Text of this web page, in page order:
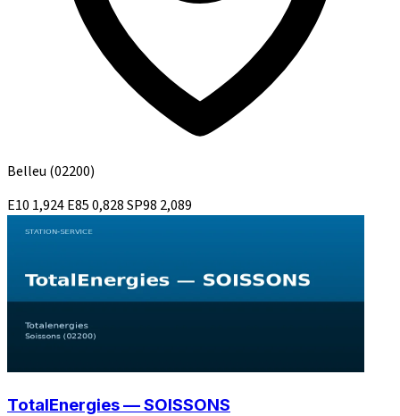
Belleu (02200)
E10 1,924E850,828SP98 2,089
TotalEnergies — SOISSONS